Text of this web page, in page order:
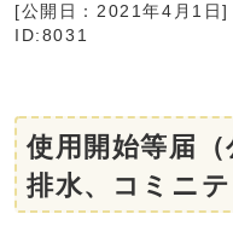
[公開日： 2021年4月1日]
ID:8031
使用開始等届
排水、コミニ